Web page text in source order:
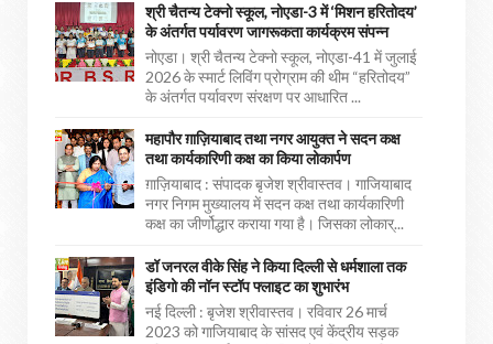
श्री चैतन्य टेक्नो स्कूल, नोएडा-3 में ‘मिशन हरितोदय’
के अंतर्गत पर्यावरण जागरूकता कार्यक्रम संपन्न
नोएडा। श्री चैतन्य टेक्नो स्कूल, नोएडा-41 में जुलाई
2026 के स्मार्ट लिविंग प्रोग्राम की थीम “हरितोदय”
के अंतर्गत पर्यावरण संरक्षण पर आधारित ...
महापौर ग़ाज़ियाबाद तथा नगर आयुक्त ने सदन कक्ष
तथा कार्यकारिणी कक्ष का किया लोकार्पण
ग़ाज़ियाबाद : संपादक बृजेश श्रीवास्तव। गाजियाबाद
नगर निगम मुख्यालय में सदन कक्ष तथा कार्यकारिणी
कक्ष का जीर्णोद्धार कराया गया है। जिसका लोकार्...
डॉ जनरल वीके सिंह ने किया दिल्ली से धर्मशाला तक
इंडिगो की नॉन स्टॉप फ्लाइट का शुभारंभ
नई दिल्ली : बृजेश श्रीवास्तव। रविवार 26 मार्च
2023 को गाजियाबाद के सांसद एवं केंद्रीय सड़क